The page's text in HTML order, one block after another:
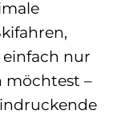
nur
möchtest –